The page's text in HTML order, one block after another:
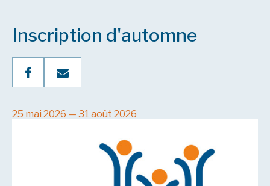
Inscription d'automne
25 mai 2026 — 31 août 2026